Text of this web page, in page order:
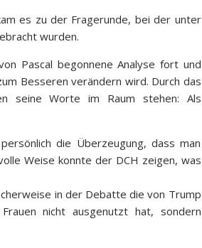
es zu der Fragerunde, bei der unter
wurden.
Pascal begonnene Analyse fort und
Besseren verändern wird. Durch das
seine Worte im Raum stehen: Als
die Überzeugung, dass man
Weise konnte der DCH zeigen, was
in der Debatte die von Trump
nicht ausgenutzt hat, sondern